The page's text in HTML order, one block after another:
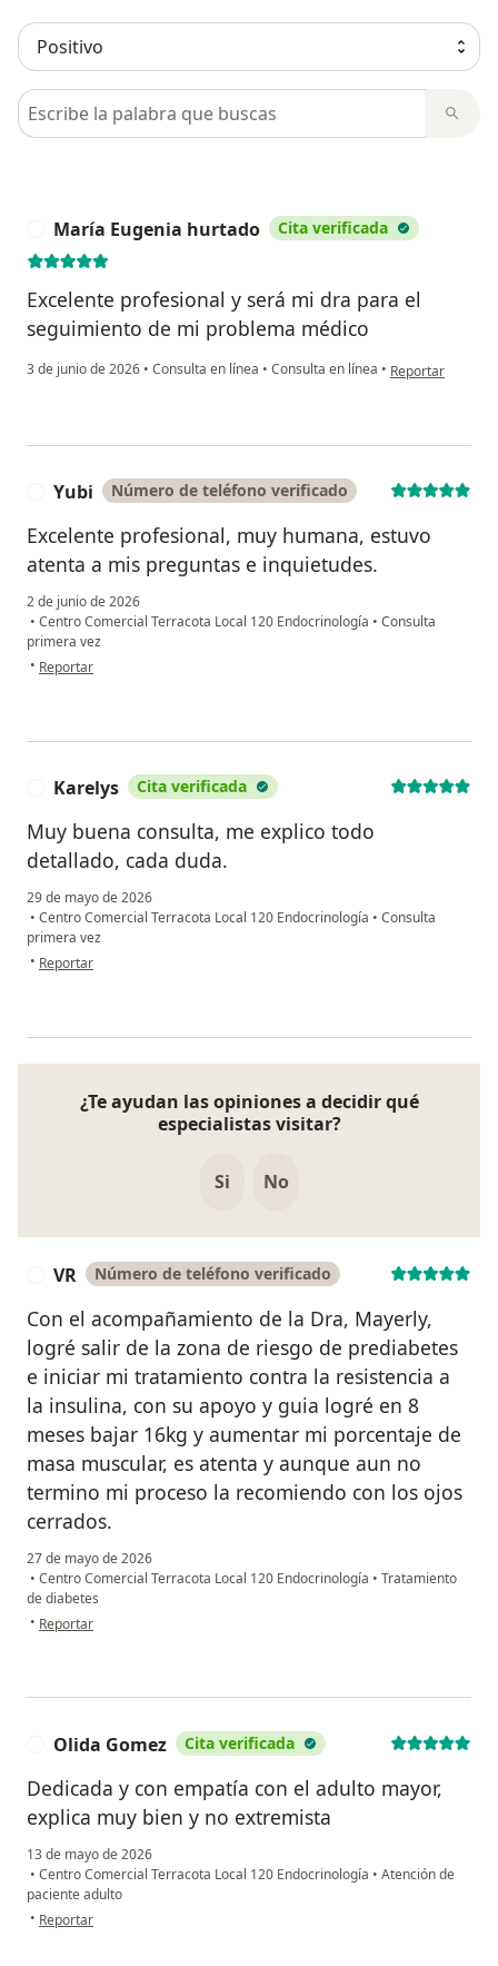
Busca en opiniones
María Eugenia hurtado Cita verificada
Excelente profesional y será mi dra para el
seguimiento de mi problema médico
3 de junio de 2026 • Consulta en línea • Consulta en línea • en opinión del
Reportar
Yubi Número de teléfono verificado
Excelente profesional, muy humana, estuvo
atenta a mis preguntas e inquietudes.
2 de junio de 2026
• Centro Comercial Terracota Local 120 Endocrinología • Consulta
primera vez
• en opinión del usuario Yubi
Reportar
Karelys Cita verificada
Muy buena consulta, me explico todo
detallado, cada duda.
29 de mayo de 2026
• Centro Comercial Terracota Local 120 Endocrinología • Consulta
primera vez
• en opinión del usuario Karelys
Reportar
¿Te ayudan las opiniones a decidir qué
especialistas visitar?
Si No
VR Número de teléfono verificado
Con el acompañamiento de la Dra, Mayerly,
logré salir de la zona de riesgo de prediabetes
e iniciar mi tratamiento contra la resistencia a
la insulina, con su apoyo y guia logré en 8
meses bajar 16kg y aumentar mi porcentaje de
masa muscular, es atenta y aunque aun no
termino mi proceso la recomiendo con los ojos
cerrados.
27 de mayo de 2026
• Centro Comercial Terracota Local 120 Endocrinología • Tratamiento
de diabetes
• en opinión del usuario VR
Reportar
Olida Gomez Cita verificada
Dedicada y con empatía con el adulto mayor,
explica muy bien y no extremista
13 de mayo de 2026
• Centro Comercial Terracota Local 120 Endocrinología • Atención de
paciente adulto
• en opinión del usuario Olida Gomez
Reportar